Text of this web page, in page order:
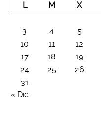
L
M X
3
4 5
10
11 12
17
18 19
24
25 26
31
« Dic